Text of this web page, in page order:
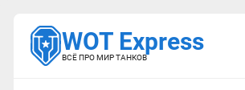
WOT Express
ВСЁ ПРО МИР ТАНКОВ